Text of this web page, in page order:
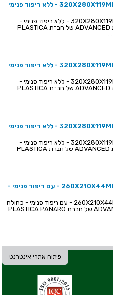
מזוודת אחסון 320X280X119MM - ללא ריפוד פנימי
מזוודת אחסון 320X280X119MM - ללא ריפוד פנימי -
כחולה ♦ מסדרת ADVANCED של חברת PLASTICA
מזוודת אחסון 320X280X119MM - ללא ריפוד פנימי
מזוודת אחסון 320X280X119MM - ללא ריפוד פנימי -
אדומה ♦ מסדרת ADVANCED של חברת PLASTICA
מזוודת אחסון 320X280X119MM - ללא ריפוד פנימי
מזוודת אחסון 320X280X119MM - ללא ריפוד פנימי -
שחורה ♦ מסדרת ADVANCED של חברת PLASTICA
מזוודת אחסון 260X210X44MM - עם ריפוד פנימי -
מזוודת אחסון 260X210X44MM - עם ריפוד פנימי - כחולה
♦ מסדרת ADVANCED של חברת PLASTICA PANARO
פיתוח אתרי אינטרנט